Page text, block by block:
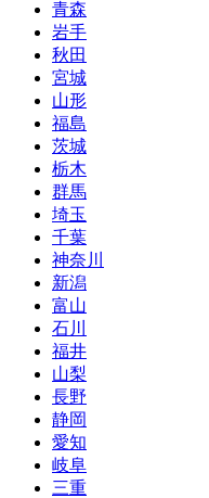
青森
岩手
秋田
宮城
山形
福島
茨城
栃木
群馬
埼玉
千葉
神奈川
新潟
富山
石川
福井
山梨
長野
静岡
愛知
岐阜
三重